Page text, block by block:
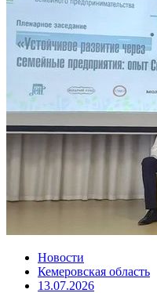
Новости
Кемеровская область
13.07.2026